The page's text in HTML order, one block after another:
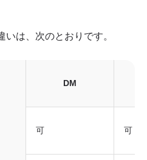
は、次のとおりです。
DM
可 可